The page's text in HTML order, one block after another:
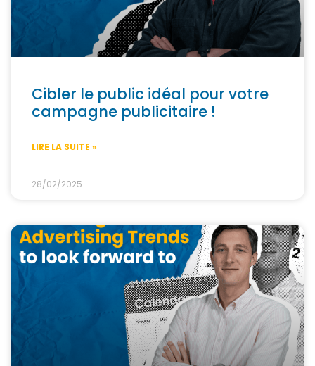
Cibler le public idéal pour votre
campagne publicitaire !
LIRE LA SUITE »
28/02/2025